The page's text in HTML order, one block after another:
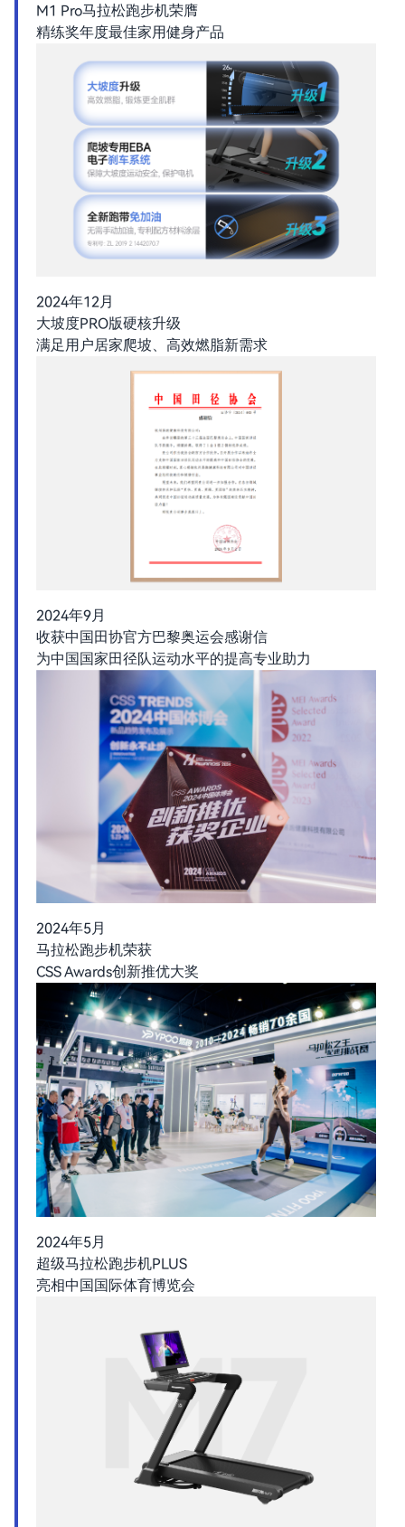
M1 Pro马拉松跑步机荣膺
精练奖年度最佳家用健身产品
2024年12月
大坡度PRO版硬核升级
满足用户居家爬坡、高效燃脂新需求
2024年9月
收获中国田协官方巴黎奥运会感谢信
为中国国家田径队运动水平的提高专业助力
2024年5月
马拉松跑步机荣获
CSS Awards创新推优大奖
2024年5月
超级马拉松跑步机PLUS
亮相中国国际体育博览会